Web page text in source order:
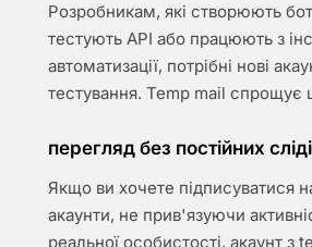
Розробникам, які створюють
тестують API або працюють з
автоматизації, потрібні нові
тестування. Temp mail спрощує
перегляд без постійних
Якщо ви хочете підписуватися
акаунти, не прив'язуючи
реальної особистості, акаунт з